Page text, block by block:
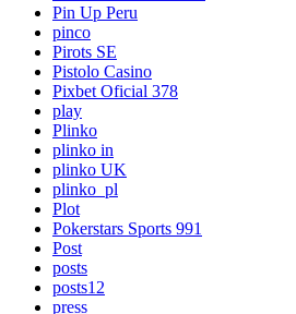
Pin Up Peru
pinco
Pirots SE
Pistolo Casino
Pixbet Oficial 378
play
Plinko
plinko in
plinko UK
plinko_pl
Plot
Pokerstars Sports 991
Post
posts
posts12
press